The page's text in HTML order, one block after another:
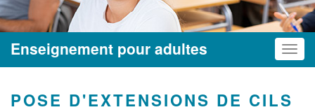
Enseignement pour adultes
POSE D'EXTENSIONS DE CILS